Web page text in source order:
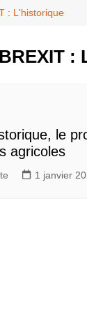
: L'historique
BREXIT :
le
agricoles
1 janvier